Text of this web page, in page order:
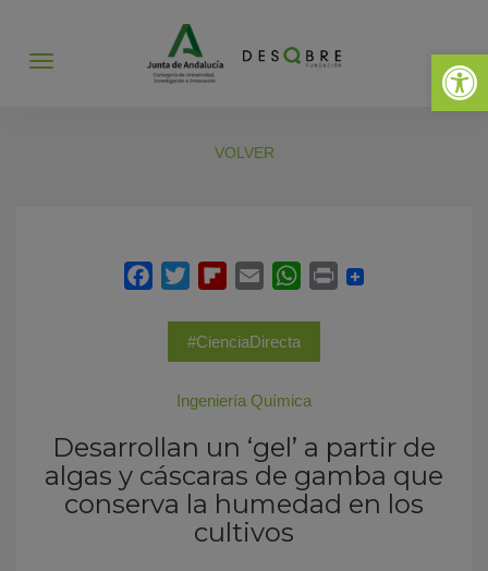
Abrir
Abrir
VOLVER
#CienciaDirecta
Ingeniería Química
Desarrollan un ‘gel’ a partir de
algas y cáscaras de gamba que
conserva la humedad en los
cultivos